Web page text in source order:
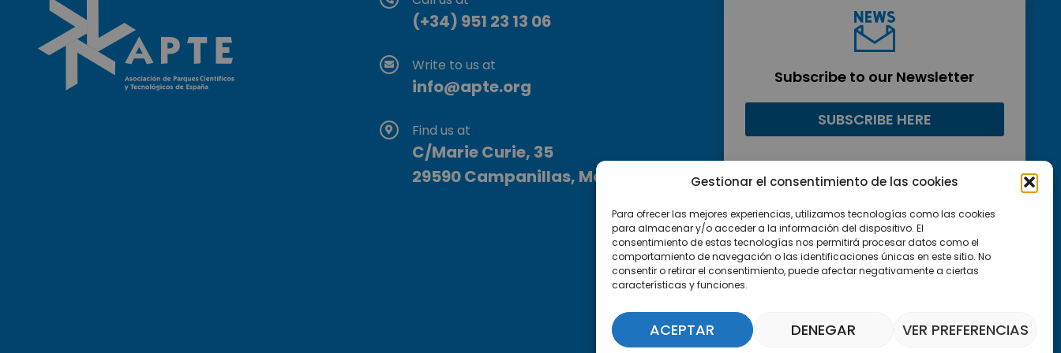
Gestionar el consentimiento de las cookies
Para ofrecer las mejores experiencias, utilizamos tecnologías como las cookies
para almacenar y/o acceder a la información del dispositivo. El
consentimiento de estas tecnologías nos permitirá procesar datos como el
comportamiento de navegación o las identificaciones únicas en este sitio. No
consentir o retirar el consentimiento, puede afectar negativamente a ciertas
características y funciones.
ACEPTAR DENEGAR VER PREFERENCIAS
(+34) 951 23 13 06
Write to us at
info@apte.org
Find us at
C/Marie Curie, 35
29590 Campanillas, Málaga
Subscribe to our Newsletter
SUBSCRIBE HERE